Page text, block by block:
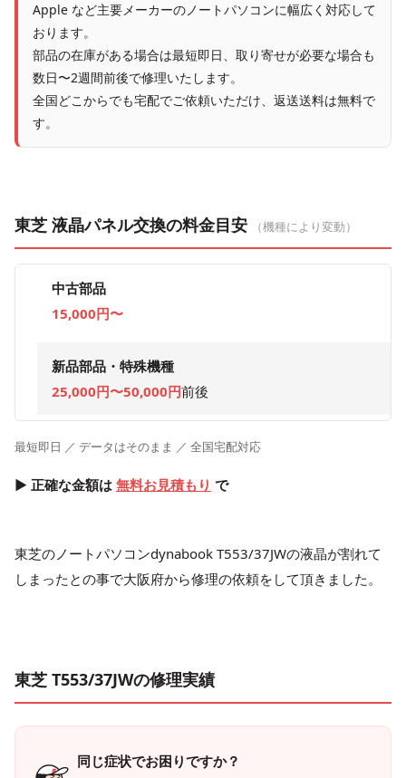
Apple など主要メーカーのノートパソコンに幅広く対応して
おります。
部品の在庫がある場合は最短即日、取り寄せが必要な場合も
数日〜2週間前後で修理いたします。
全国どこからでも宅配でご依頼いただけ、返送送料は無料で
す。
東芝 液晶パネル交換の料金目安 （機種により変動）
中古部品
15,000円〜
新品部品・特殊機種
25,000円〜50,000円前後
最短即日 ／ データはそのまま ／ 全国宅配対応
▶ 正確な金額は 無料お見積もり で
東芝のノートパソコンdynabook T553/37JWの液晶が割れて
しまったとの事で大阪府から修理の依頼をして頂きました。
東芝 T553/37JWの修理実績
同じ症状でお困りですか？